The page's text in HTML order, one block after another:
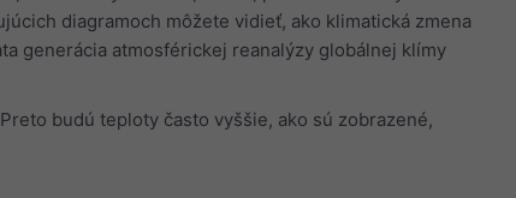
diagramoch môžete vidieť, ako klimatická zmena
generácia atmosférickej reanalýzy globálnej klímy
budú teploty často vyššie, ako sú zobrazené,